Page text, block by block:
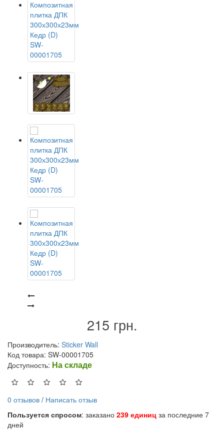
215 грн.
Производитель: Sticker Wall
Код товара: SW-00001705
Доступность: На складе
0 отзывов / Написать отзыв
Пользуется спросом: заказано 239 единиц за последние 7
дней